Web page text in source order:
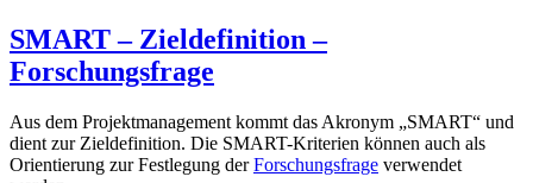
SMART – Zieldefinition –
Forschungsfrage
Aus dem Projektmanagement kommt das Akronym „SMART“ und
dient zur Zieldefinition. Die SMART-Kriterien können auch als
Orientierung zur Festlegung derForschungsfrage verwendet